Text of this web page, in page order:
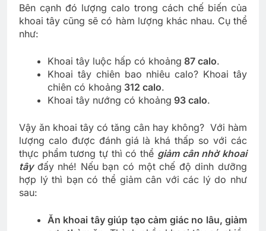
Bên cạnh đó lượng calo trong cách chế biến của
khoai tây cũng sẽ có hàm lượng khác nhau. Cụ thể
như:
Khoai tây luộc hấp có khoảng 87 calo.
Khoai tây chiên bao nhiêu calo? Khoai tây
chiên có khoảng 312 calo.
Khoai tây nướng có khoảng 93 calo.
Vậy ăn khoai tây có tăng cân hay không? Với hàm
lượng calo được đánh giá là khá thấp so với các
thực phẩm tương tự thì có thể giảm cân nhờ khoai
tâyđấy nhé! Nếu bạn có một chế độ dinh dưỡng
hợp lý thì bạn có thể giảm cân với các lý do như
sau:
Ăn khoai tây giúp tạo cảm giác no lâu, giảm